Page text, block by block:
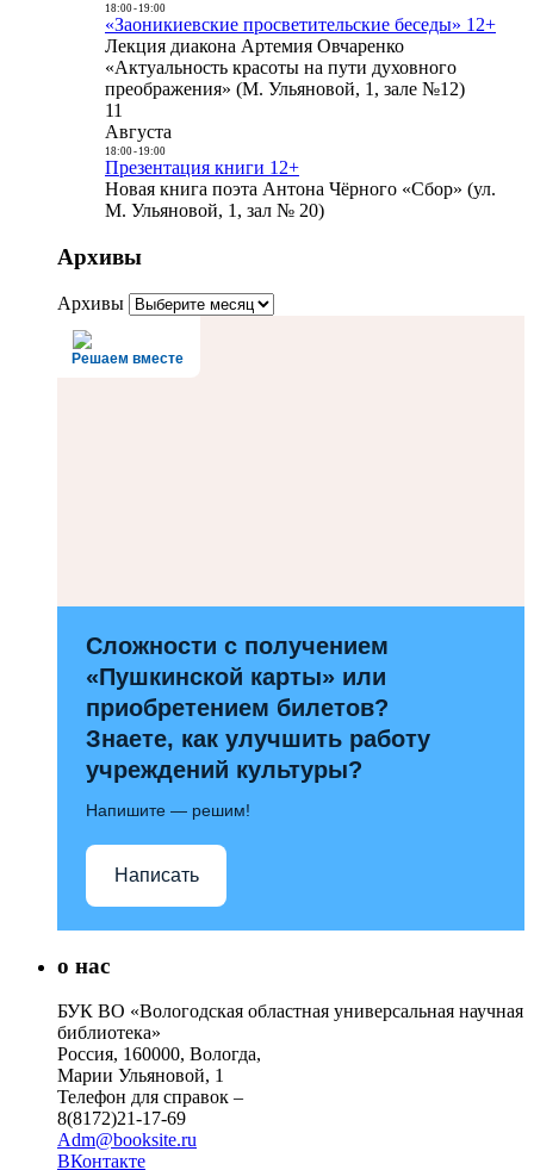
18:00- 19:00
«Заоникиевские просветительские беседы» 12+
Лекция диакона Артемия Овчаренко
«Актуальность красоты на пути духовного
преображения» (М. Ульяновой, 1, зале №12)
11
Августа
18:00- 19:00
Презентация книги 12+
Новая книга поэта Антона Чёрного «Сбор» (ул.
М. Ульяновой, 1, зал № 20)
Архивы
Архивы
Решаем вместе
Сложности с получением
«Пушкинской карты» или
приобретением билетов?
Знаете, как улучшить работу
учреждений культуры?
Напишите — решим!
Написать
о нас
БУК ВО «Вологодская областная универсальная научная
библиотека»
Россия, 160000, Вологда,
Марии Ульяновой, 1
Телефон для справок –
8(8172)21-17-69
Adm@booksite.ru
ВКонтакте